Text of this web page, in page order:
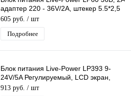
адаптер 220 - 36V/2A, штекер 5.5*2,5
мм
605 руб. / шт
Подробнее
Блок питания Live-Power LP393 9-
24V/5A Регулируемый, LCD экран,
штекер 5.5*2,5 мм
913 руб. / шт